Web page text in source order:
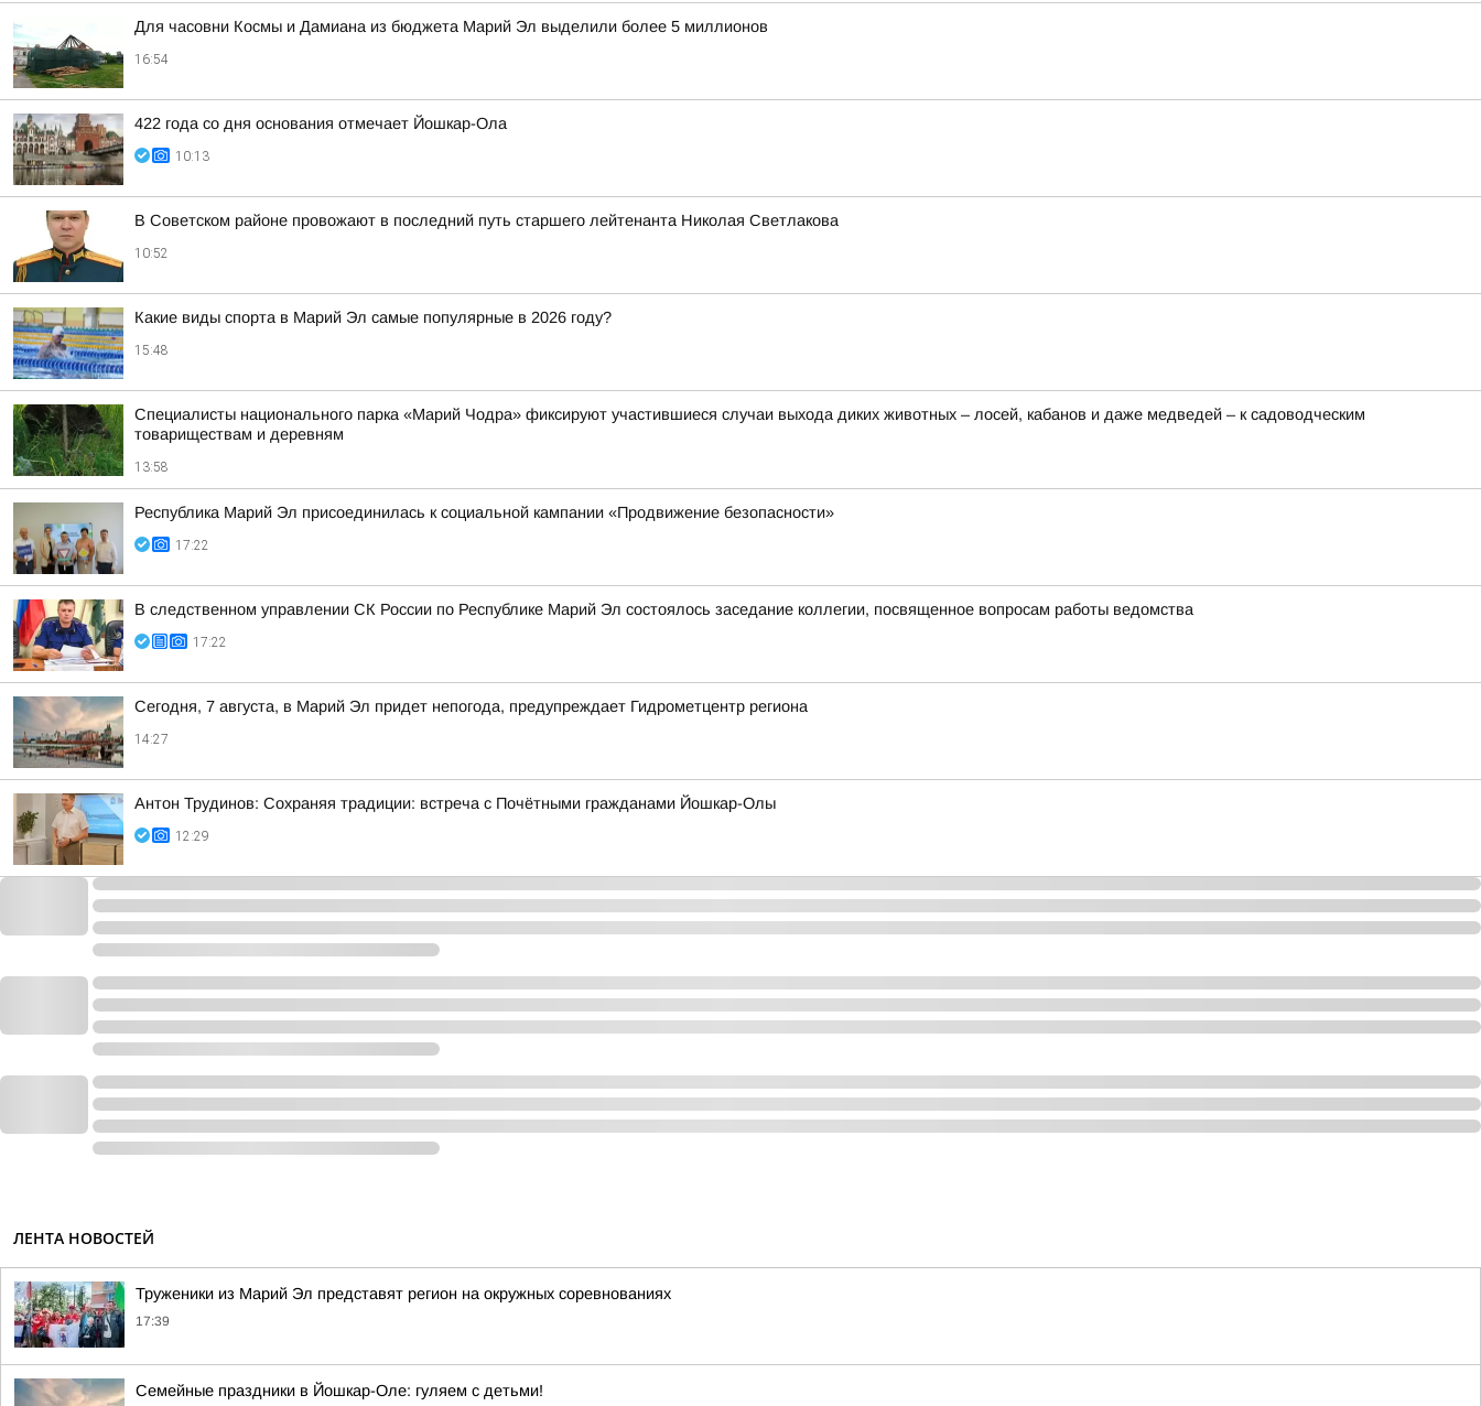
Для часовни Космы и Дамиана из бюджета Марий Эл выделили более 5 миллионов
16:54
422 года со дня основания отмечает Йошкар-Ола
10:13
В Советском районе провожают в последний путь старшего лейтенанта Николая Светлакова
10:52
Какие виды спорта в Марий Эл самые популярные в 2026 году?
15:48
Специалисты национального парка «Марий Чодра» фиксируют участившиеся случаи выхода диких животных – лосей, кабанов и даже медведей – к садоводческим
товариществам и деревням
13:58
Республика Марий Эл присоединилась к социальной кампании «Продвижение безопасности»
17:22
В следственном управлении СК России по Республике Марий Эл состоялось заседание коллегии, посвященное вопросам работы ведомства
17:22
Сегодня, 7 августа, в Марий Эл придет непогода, предупреждает Гидрометцентр региона
14:27
Антон Трудинов: Сохраняя традиции: встреча с Почётными гражданами Йошкар-Олы
12:29
ЛЕНТА НОВОСТЕЙ
Труженики из Марий Эл представят регион на окружных соревнованиях
17:39
Семейные праздники в Йошкар-Оле: гуляем с детьми!